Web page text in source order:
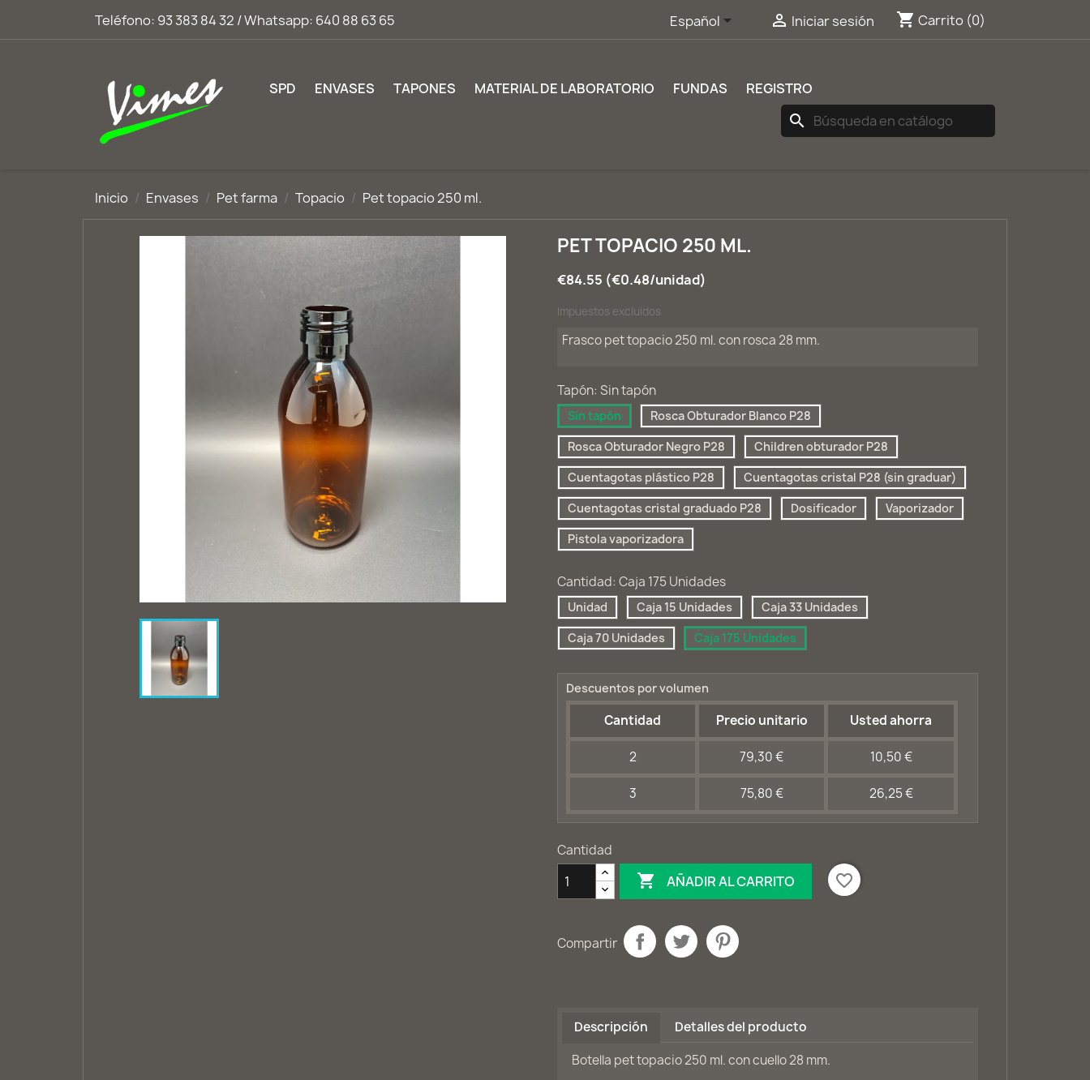
Teléfono: 93 383 84 32 / Whatsapp: 640 88 63 65 Español  Iniciar sesión shopping_cart Carrito (0)
SPD ENVASES TAPONES MATERIAL DE LABORATORIO FUNDAS REGISTRO
search
Inicio Envases Pet farma Topacio Pet topacio 250 ml.
PET TOPACIO 250 ML.
€84.55 (€0.48/unidad)
Impuestos excluidos
Frasco pet topacio 250 ml. con rosca 28 mm.
Tapón: Sin tapón
Sin tapón
Rosca Obturador Blanco P28
Rosca Obturador Negro P28
Children obturador P28
Cuentagotas plástico P28
Cuentagotas cristal P28 (sin graduar)
Cuentagotas cristal graduado P28
Dosificador
Vaporizador
Pistola vaporizadora
Cantidad: Caja 175 Unidades
Unidad Caja 15 Unidades
Caja 33 Unidades
Caja 70 Unidades
Caja 175 Unidades
Descuentos por volumen
Cantidad Precio unitario Usted ahorra
2 79,30 € 10,50 €
3 75,80 € 26,25 €
Cantidad
 AÑADIR AL CARRITO favorite_border
Compartir
Descripción
Detalles del producto
Botella pet topacio 250 ml. con cuello 28 mm.